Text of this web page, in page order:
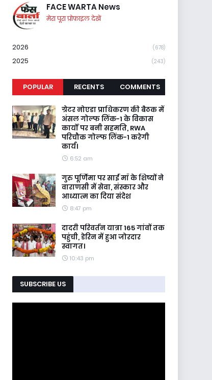
FACE WARTA News
मेरा पूरा प्रोफ़ाइल देखें
2026 (678)
2025 (243)
POPULAR RECENTS COMMENTS
ग्रेटर नोएडा प्राधिकरण की बैठक में
अंसल गोल्फ लिंक-1 के विकास
कार्यों पर बनी सहमति, RWA
परिचौक गोल्फ लिंक-1 करेगी
कार्य।
6:52 am
गुरु पूर्णिमा पर साईं माँ के शिष्यों ने
वाराणसी में सेवा, संस्कार और
आध्यात्म का दिया संदेश
8:47 pm
दादरी परिवर्तन यात्रा 165 गांवों तक
पहुंची, डेरिन में हुआ जोरदार
स्वागत।
10:43 pm
SUBSCRIBE US